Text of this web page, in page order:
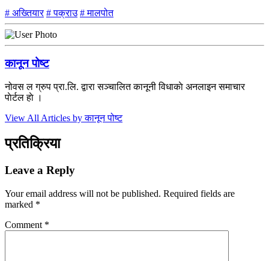
# अख्तियार # पक्राउ # मालपोत
कानून पोष्ट
नोवस ल ग्रुप प्रा.लि. द्वारा सञ्चालित कानूनी विधाकाे अनलाइन समाचार
पाेर्टल हाे ।
View All Articles by कानून पोष्ट
प्रतिक्रिया
Leave a Reply
Your email address will not be published. Required fields are
marked *
Comment *